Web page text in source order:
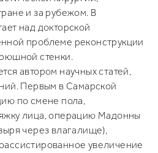
и за рубежом. В
над докторской
проблеме реконструкции
стенки.
автором научных статей,
Первым в Самарской
по смене пола,
лица, операцию Мадонны
через влагалище),
увеличение